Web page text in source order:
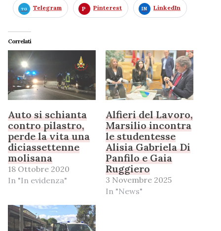
Telegram Pinterest LinkedIn
Correlati
Auto si schianta
contro pilastro,
perde la vita una
diciassettenne
molisana
18 Ottobre 2020
In "In evidenza"
Alfieri del Lavoro,
Marsilio incontra
le studentesse
Alisia Gabriela Di
Panfilo e Gaia
Ruggiero
3 Novembre 2025
In "News"